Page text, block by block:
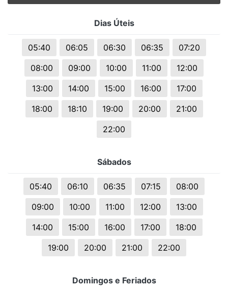
Dias Úteis
05:40 06:05 06:30 06:35
07:20
08:00
09:00 10:00 11:00
12:00
13:00
14:00 15:00 16:00
17:00
18:00
18:10 19:00 20:00
21:00
22:00
Sábados
05:40 06:10 06:35 07:15
08:00
09:00
10:00 11:00 12:00
13:00
14:00
15:00 16:00 17:00
18:00
19:00
20:00 21:00 22:00
Domingos e Feriados